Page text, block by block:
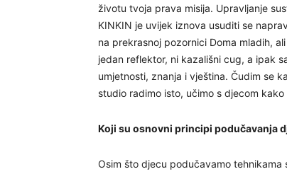
životu tvoja prava misija. Upravljanje
KINKIN je uvijek iznova usuditi se
na prekrasnoj pozornici Doma mladih,
jedan reflektor, ni kazališni cug, a ipak
umjetnosti, znanja i vještina. Čudim se
studio radimo isto, učimo s djecom
Koji su osnovni principi podučavanja
Osim što djecu podučavamo